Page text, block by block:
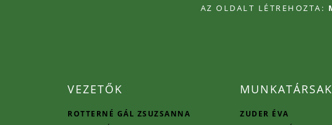
AZ OLDALT LÉTREHOZTA:
VEZETŐK
ROTTERNÉ GÁL ZSUZSANNA
MUNKATÁRSAK
ZUDER ÉVA